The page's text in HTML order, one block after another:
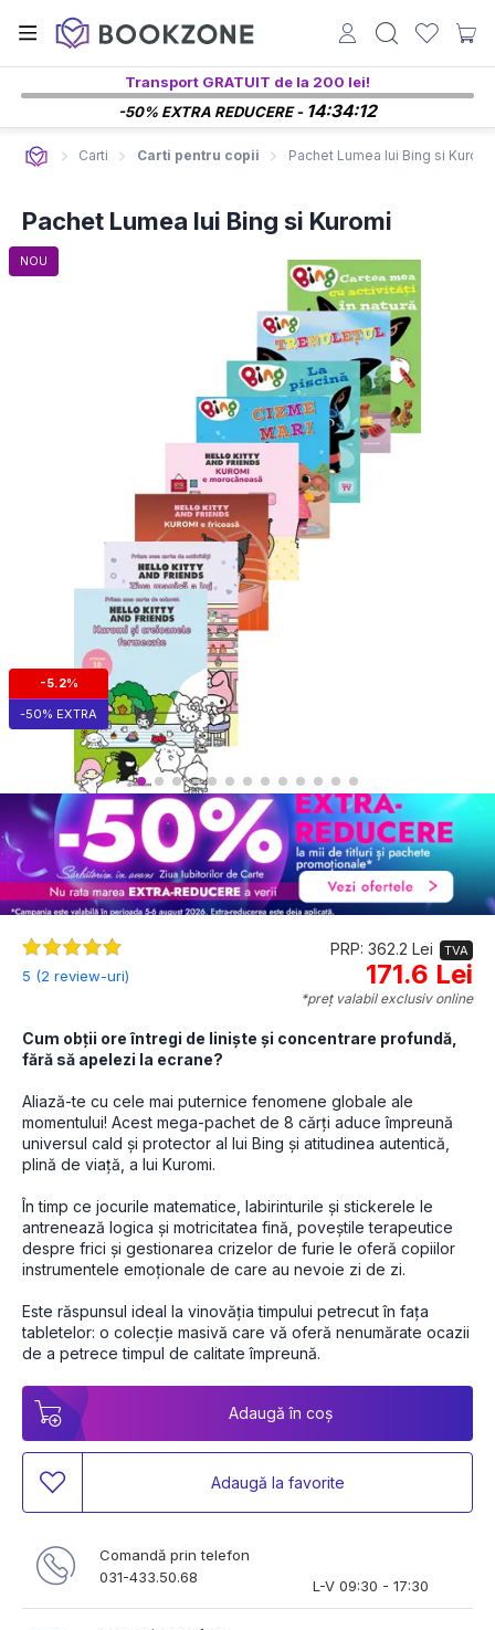
Transport GRATUIT de la 200 lei!
-50% EXTRA REDUCERE - 14:34:11
Carti Carti pentru copii Pachet Lumea lui Bing si Kuromi
Pachet Lumea lui Bing si Kuromi
NOU
-5.2%
-50% EXTRA
5 (2 review-uri)
PRP: 362.2 Lei TVA
171.6 Lei
*preț valabil exclusiv online
Cum obții ore întregi de liniște și concentrare profundă,
fără să apelezi la ecrane?
Aliază-te cu cele mai puternice fenomene globale ale
momentului! Acest mega-pachet de 8 cărți aduce împreună
universul cald și protector al lui Bing și atitudinea autentică,
plină de viață, a lui Kuromi.
În timp ce jocurile matematice, labirinturile și stickerele le
antrenează logica și motricitatea fină, poveștile terapeutice
despre frici și gestionarea crizelor de furie le oferă copiilor
instrumentele emoționale de care au nevoie zi de zi.
Este răspunsul ideal la vinovăția timpului petrecut în fața
tabletelor: o colecție masivă care vă oferă nenumărate ocazii
de a petrece timpul de calitate împreună.
Adaugă în coș
Adaugă la favorite
Comandă prin telefon
031-433.50.68
L-V 09:30 - 17:30